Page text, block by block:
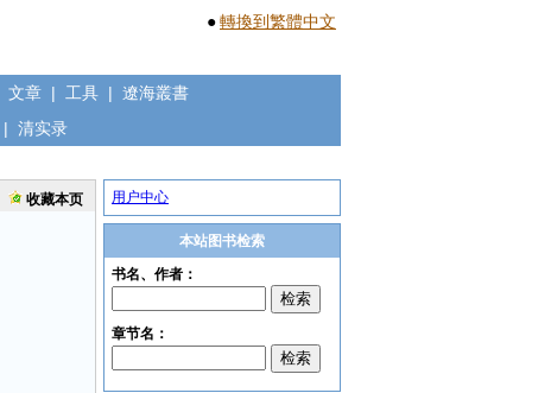
●轉換到繁體中文
文章 | 工具 | 遼海叢書
| 清实录
收藏本页 用户中心
本站图书检索